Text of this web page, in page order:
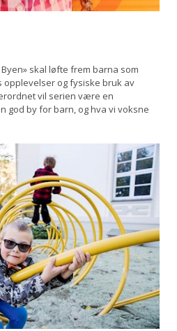
skal løfte frem barna som
og fysiske bruk av
vil serien være en
god by for barn, og hva vi voksne